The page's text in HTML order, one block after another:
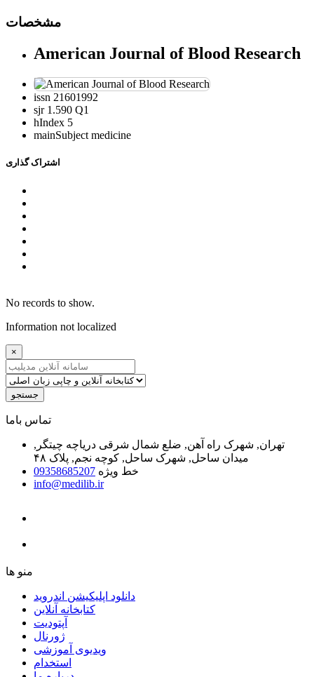
مشخصات
American Journal of Blood Research
issn 21601992
sjr 1.590 Q1
hIndex 5
mainSubject medicine
اشتراک گذاری
No records to show.
Information not localized
×
جستجو
ﺗﻤﺎﺱ ﺑﺎﻣﺎ
تهران, شهرک راه آهن, ضلع شمال شرقی دریاچه چیتگر,
میدان ساحل, شهرک ساحل, کوچه نجم, پلاک ۴۸
خط ویژه 09358685207
info@medilib.ir
ﻣﻨﻮ ﻫﺎ
دانلود اپلیکیشن اندروید
ﮐﺘﺎﺑﺨﺎﻧﻪ ﺁﻧﻼﯾﻦ
ﺁﭘﺘﻮﺩﯾﺖ
ﮊﻭﺭﻧﺎﻝ
ویدیوی آموزشی
استخدام